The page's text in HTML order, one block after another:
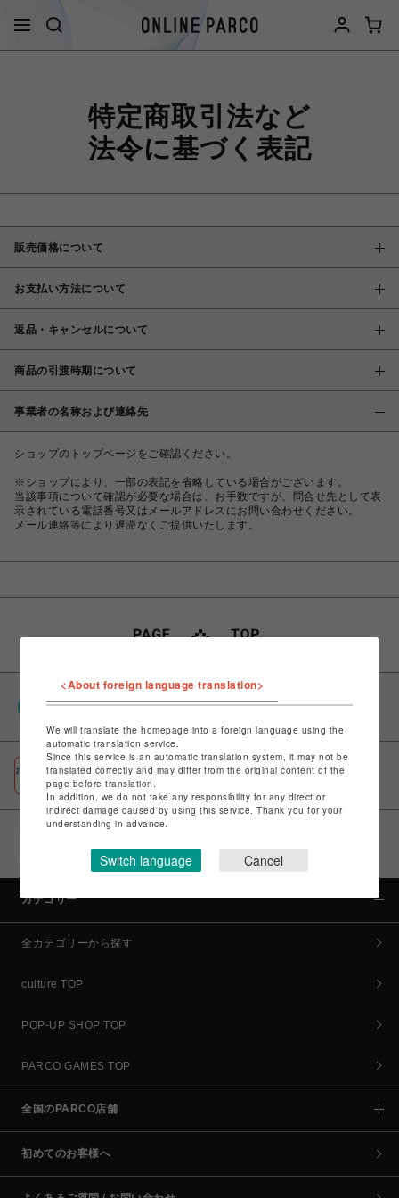
特定商取引法など
法令に基づく表記
販売価格について
お支払い方法について
返品・キャンセルについて
商品の引渡時期について
事業者の名称および連絡先
ショップのトップページをご確認ください。
※ショップにより、一部の表記を省略している場合がございます。
当該事項について確認が必要な場合は、お手数ですが、問合せ先として表
示されている電話番号又はメールアドレスにお問い合わせください。
メール連絡等により遅滞なくご提供いたします。
PARCOポイント
ポケパル払い
初回登録＆お買物で最大1,500円分のPARCOポイント進呈
コイン＆クーポンでPARCOでのお買い物がオトクに
カテゴリー
全カテゴリーから探す
culture TOP
POP-UP SHOP TOP
PARCO GAMES TOP
全国のPARCO店舗
初めてのお客様へ
<About foreign language translation>
We will translate the homepage into a foreign language using the
automatic translation service.
Since this service is an automatic translation system, it may not be
translated correctly and may differ from the original content of the
page before translation.
In addition, we do not take any responsibility for any direct or
indirect damage caused by using this service. Thank you for your
understanding in advance.
Switch language Cancel